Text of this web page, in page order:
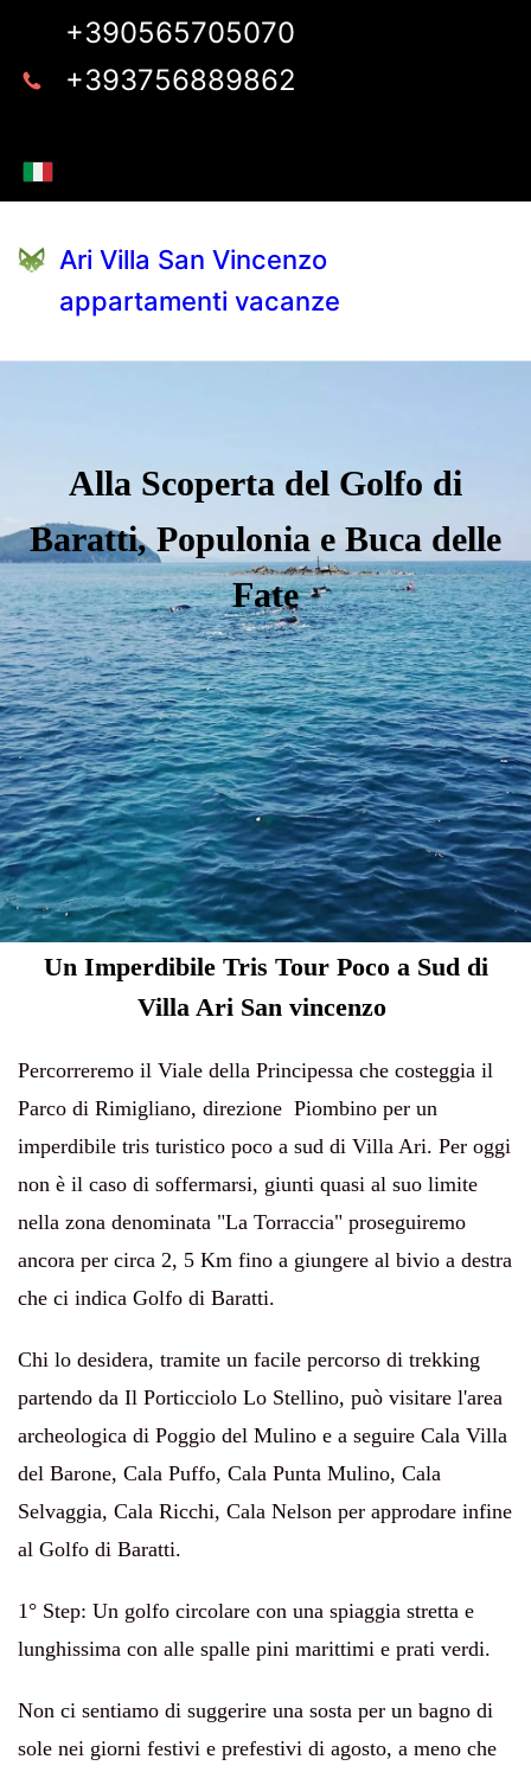
Ari Villa San Vincenzo
appartamenti vacanze
+390565705070
+393756889862
Alla Scoperta del Golfo di
Baratti, Populonia e Buca delle
Fate
Un Imperdibile Tris Tour Poco a Sud di
Villa Ari San vincenzo
Percorreremo il Viale della Principessa che costeggia il
Parco di Rimigliano, direzione Piombino per un
imperdibile tris turistico poco a sud di Villa Ari. Per oggi
non è il caso di soffermarsi, giunti quasi al suo limite
nella zona denominata "La Torraccia" proseguiremo
ancora per circa 2, 5 Km fino a giungere al bivio a destra
che ci indica Golfo di Baratti.
Chi lo desidera, tramite un facile percorso di trekking
partendo da Il Porticciolo Lo Stellino, può visitare l'area
archeologica di Poggio del Mulino e a seguire Cala Villa
del Barone, Cala Puffo, Cala Punta Mulino, Cala
Selvaggia, Cala Ricchi, Cala Nelson per approdare infine
al Golfo di Baratti.
1° Step: Un golfo circolare con una spiaggia stretta e
lunghissima con alle spalle pini marittimi e prati verdi.
Non ci sentiamo di suggerire una sosta per un bagno di
sole nei giorni festivi e prefestivi di agosto, a meno che